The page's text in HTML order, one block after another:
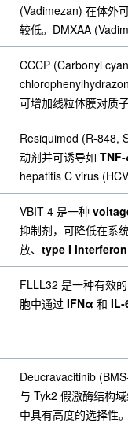
(Vadimezan) 在体外
较低。DMXAA
CCCP (Carbonyl
可增加线粒体膜对质
Resiquimod (R-848,
动剂并可诱导如
hepatitis C virus
VBIT-4 是一种
抑制剂，可降低在系
放、 type I
FLLL32 是一种有效
胞中通过 IFNα 和 IL-
Deucravacitinib
与 Tyk2 假激酶结构
中具有高度的选择性